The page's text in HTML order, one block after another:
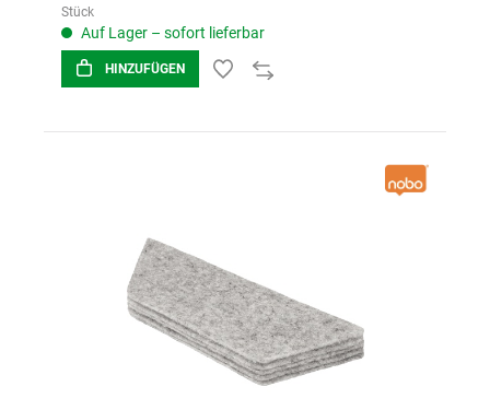
Stück
Auf Lager – sofort lieferbar
HINZUFÜGEN